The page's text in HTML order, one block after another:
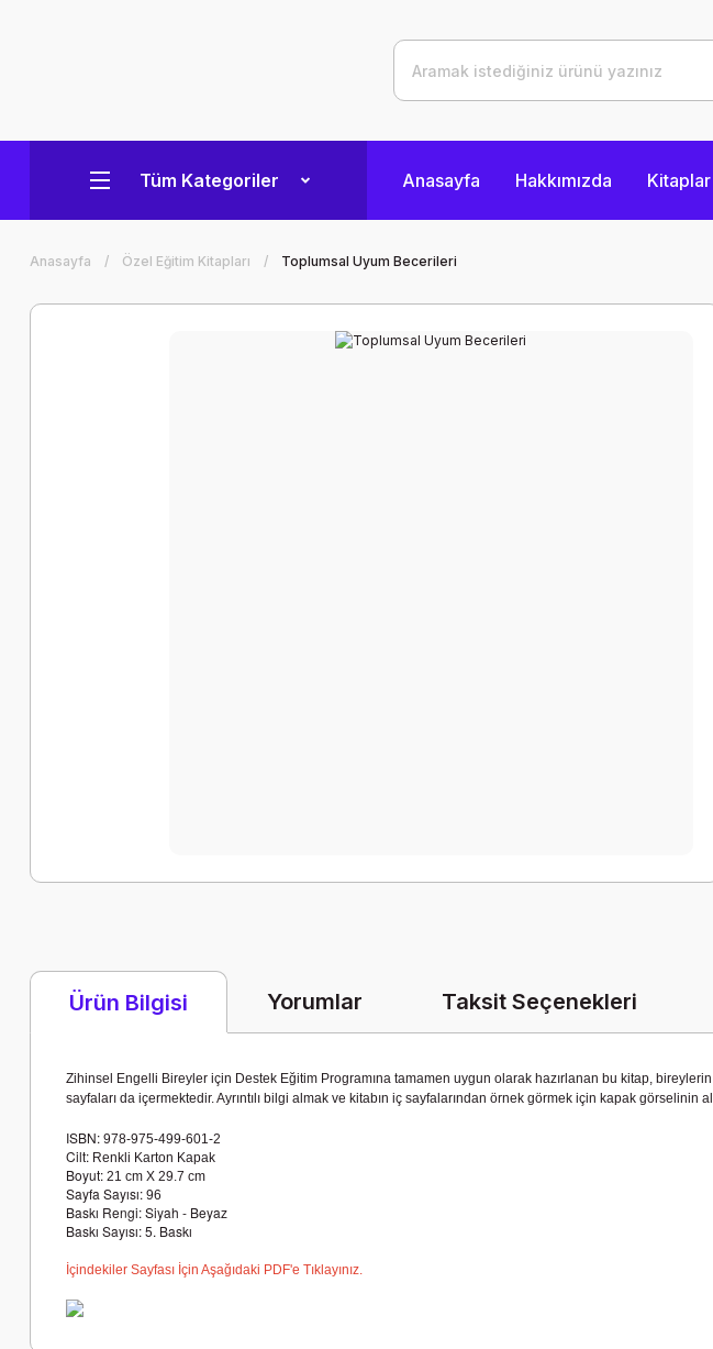
Tüm Kategoriler Anasayfa Hakkımızda Kitaplar
Anasayfa Özel Eğitim Kitapları Toplumsal Uyum Becerileri
Ürün Bilgisi Yorumlar Taksit Seçenekleri
Zihinsel Engelli Bireyler için Destek Eğitim Programına tamamen uygun olarak hazırlanan bu kitap, bireylerin
sayfaları da içermektedir. Ayrıntılı bilgi almak ve kitabın iç sayfalarından örnek görmek için kapak görselinin
ISBN: 978-975-499-601-2
Cilt: Renkli Karton Kapak
Boyut: 21 cm X 29.7 cm
Sayfa Sayısı: 96
Baskı Rengi: Siyah - Beyaz
Baskı Sayısı: 5. Baskı
İçindekiler Sayfası İçin Aşağıdaki PDF'e Tıklayınız.